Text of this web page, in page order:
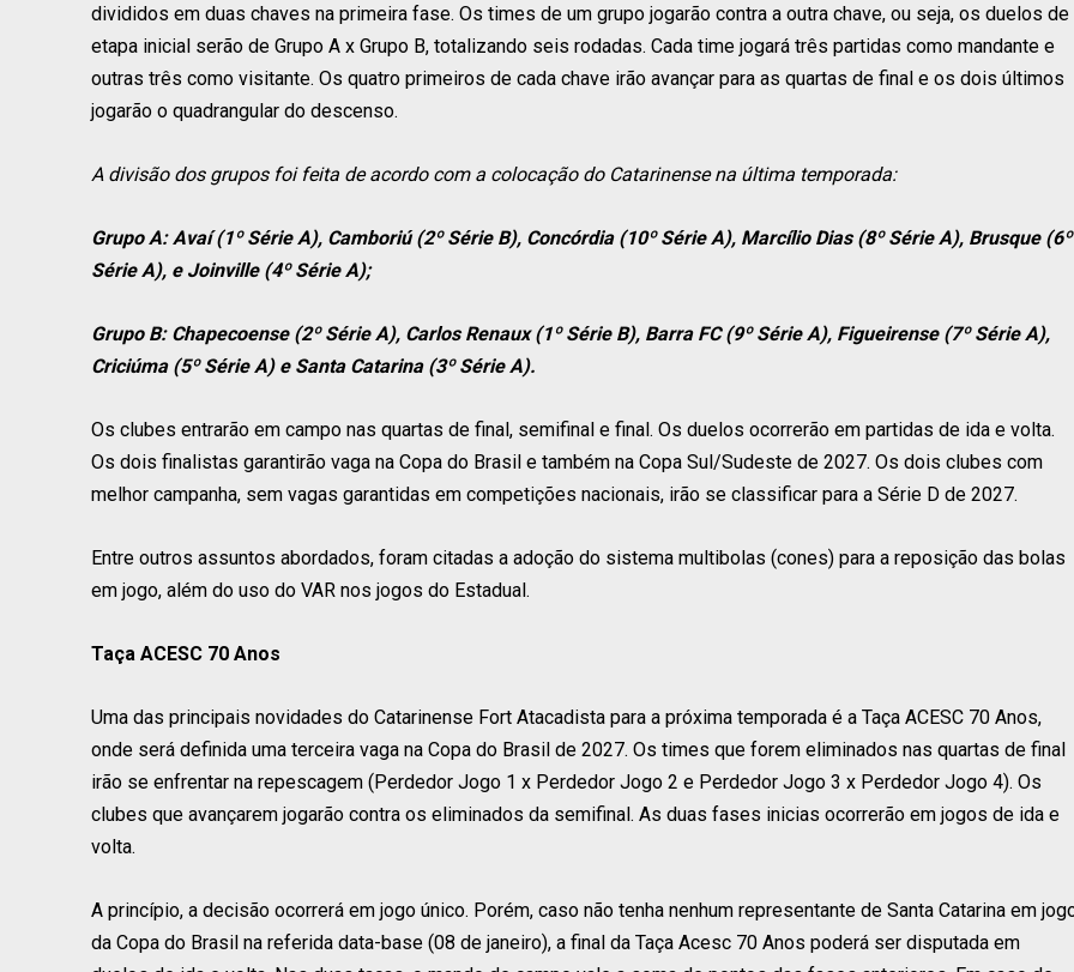
divididos em duas chaves na primeira fase. Os times de um grupo jogarão contra a outra chave, ou seja, os duelos de
etapa inicial serão de Grupo A x Grupo B, totalizando seis rodadas. Cada time jogará três partidas como mandante e
outras três como visitante. Os quatro primeiros de cada chave irão avançar para as quartas de final e os dois últimos
jogarão o quadrangular do descenso.
A divisão dos grupos foi feita de acordo com a colocação do Catarinense na última temporada:
Grupo A: Avaí (1º Série A), Camboriú (2º Série B), Concórdia (10º Série A), Marcílio Dias (8º Série A), Brusque (6º
Série A), e Joinville (4º Série A);
Grupo B: Chapecoense (2º Série A), Carlos Renaux (1º Série B), Barra FC (9º Série A), Figueirense (7º Série A),
Criciúma (5º Série A) e Santa Catarina (3º Série A).
Os clubes entrarão em campo nas quartas de final, semifinal e final. Os duelos ocorrerão em partidas de ida e volta.
Os dois finalistas garantirão vaga na Copa do Brasil e também na Copa Sul/Sudeste de 2027. Os dois clubes com
melhor campanha, sem vagas garantidas em competições nacionais, irão se classificar para a Série D de 2027.
Entre outros assuntos abordados, foram citadas a adoção do sistema multibolas (cones) para a reposição das bolas
em jogo, além do uso do VAR nos jogos do Estadual.
Taça ACESC 70 Anos
Uma das principais novidades do Catarinense Fort Atacadista para a próxima temporada é a Taça ACESC 70 Anos,
onde será definida uma terceira vaga na Copa do Brasil de 2027. Os times que forem eliminados nas quartas de final
irão se enfrentar na repescagem (Perdedor Jogo 1 x Perdedor Jogo 2 e Perdedor Jogo 3 x Perdedor Jogo 4). Os
clubes que avançarem jogarão contra os eliminados da semifinal. As duas fases inicias ocorrerão em jogos de ida e
volta.
A princípio, a decisão ocorrerá em jogo único. Porém, caso não tenha nenhum representante de Santa Catarina em
da Copa do Brasil na referida data-base (08 de janeiro), a final da Taça Acesc 70 Anos poderá ser disputada em